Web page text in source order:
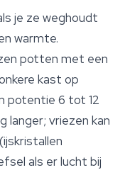
je ze weghoudt
warmte.
potten met een
kast op
potentie 6 tot 12
langer; vriezen kan
als er lucht bij